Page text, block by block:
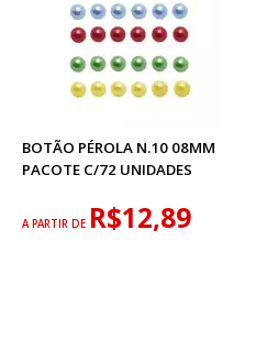
BOTÃO PÉROLA N.10 08MM
PACOTE C/72 UNIDADES
A PARTIR DE R$12,89